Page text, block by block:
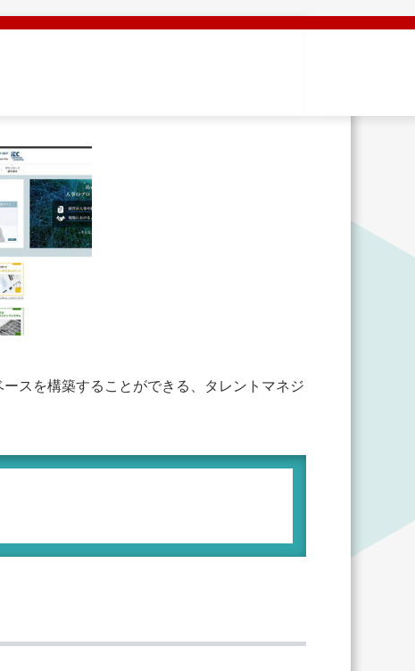
スを構築することができる、タレントマネジ